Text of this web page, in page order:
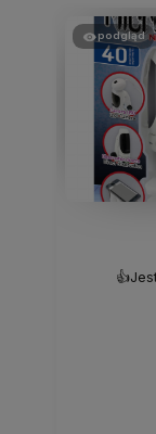
podgląd